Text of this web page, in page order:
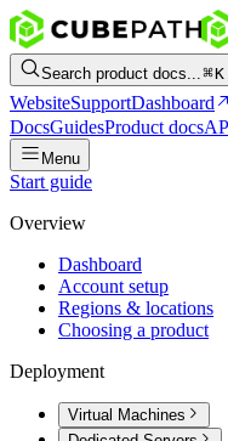
Search product docs... K
WebsiteSupportDashboard
DocsGuidesProduct docs
Menu
Start guide
Overview
Dashboard
Account setup
Regions & locations
Choosing a product
Deployment
Virtual Machines